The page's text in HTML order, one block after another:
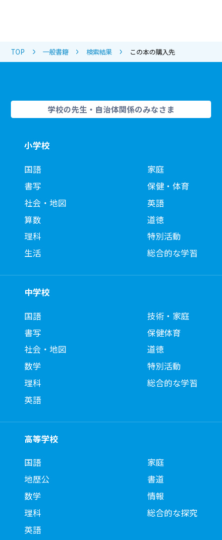
TOP 一般書籍 検索結果 この本の購入先
学校の先生・自治体関係のみなさま
小学校
国語
書写
社会・地図
算数
理科
生活
家庭
保健・体育
英語
道徳
特別活動
総合的な学習
中学校
国語
書写
社会・地図
数学
理科
英語
技術・家庭
保健体育
道徳
特別活動
総合的な学習
高等学校
国語
地歴公
数学
理科
英語
家庭
書道
情報
総合的な探究